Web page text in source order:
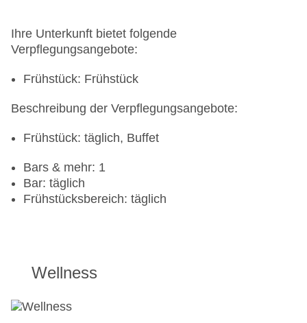
Ihre Unterkunft bietet folgende
Verpflegungsangebote:
Frühstück: Frühstück
Beschreibung der Verpflegungsangebote:
Frühstück: täglich, Buffet
Bars & mehr: 1
Bar: täglich
Frühstücksbereich: täglich
Wellness